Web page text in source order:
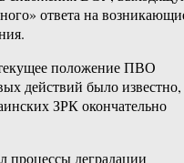
ответа на
положение ПВО
действий было известно,
ЗРК окончательно
процессы деградации